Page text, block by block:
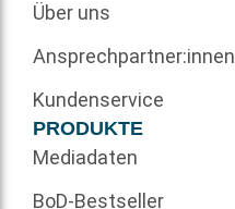
Über uns
Ansprechpartner:innen
Kundenservice
PRODUKTE
Mediadaten
BoD-Bestseller